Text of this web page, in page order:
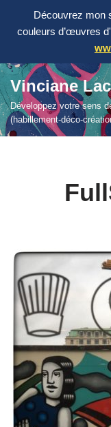
Découvrez mon
couleurs d’œuvres
Aller
au
contenu
Vinciane
Développez votre sens
(habillement-déco-